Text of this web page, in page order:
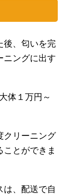
後、匂いを完
ニングに出す
体１万円～
クリーニング
とができま
は、配送で自